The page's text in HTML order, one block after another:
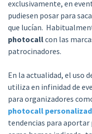
exclusivamente, en
pudiesen posar para
que lucían.
photocallcon las
patrocinadores.
En la actualidad, el uso
utiliza en infinidad de
para organizadores
photocall
tendencias para aportar